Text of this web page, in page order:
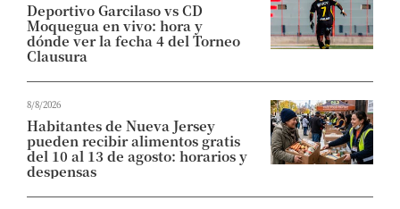
Deportivo Garcilaso vs CD
Moquegua en vivo: hora y
dónde ver la fecha 4 del Torneo
Clausura
8/8/2026
Habitantes de Nueva Jersey
pueden recibir alimentos gratis
del 10 al 13 de agosto: horarios y
despensas